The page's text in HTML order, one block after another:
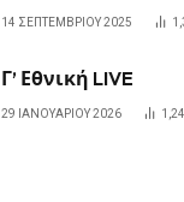
14 ΣΕΠΤΕΜΒΡΊΟΥ 2025
Γ’ Εθνική LIVE
29 ΙΑΝΟΥΑΡΊΟΥ 2026